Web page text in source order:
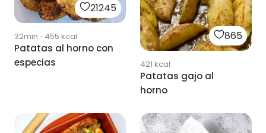
21245
32min · 455 kcal
Patatas al horno con
especias
865
421 kcal
Patatas gajo al
horno